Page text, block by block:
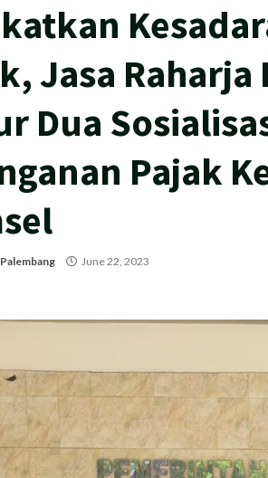
Jasa
Dua
Pajak
June 22, 2023